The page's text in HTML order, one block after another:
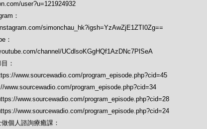
user?u=121924932
：
simonchau_hk?igsh=YzAwZjE1ZTI0Zg==
：
channel/UCdlsoKGgHQf1AzDNc7PlSeA
：
www.sourcewadio.com/program_episode.php?cid=45
www.sourcewadio.com/program_episode.php?cid=34
www.sourcewadio.com/program_episode.php?cid=28
www.sourcewadio.com/program_episode.php?cid=24
個人諮詢療癒課：